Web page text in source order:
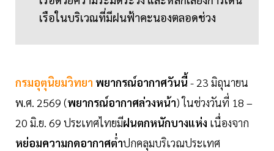
เรือในบริเวณที่มีฝนฟ้าคะนองตลอดช่วง
กรมอุตุนิยมวิทยา พยากรณ์อากาศวันนี้ - 23 มิถุนายน
พ.ศ. 2569 (พยากรณ์อากาศล่วงหน้า) ในช่วงวันที่ 18 –
20 มิ.ย. 69 ประเทศไทยมีฝนตกหนักบางแห่ง เนื่องจาก
หย่อมความกดอากาศต่ำปกคลุมบริเวณประเทศ